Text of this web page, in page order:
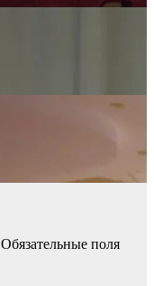
Обязательные поля